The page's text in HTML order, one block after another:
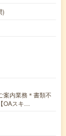
)
案内業務＊書類不
OAスキ…